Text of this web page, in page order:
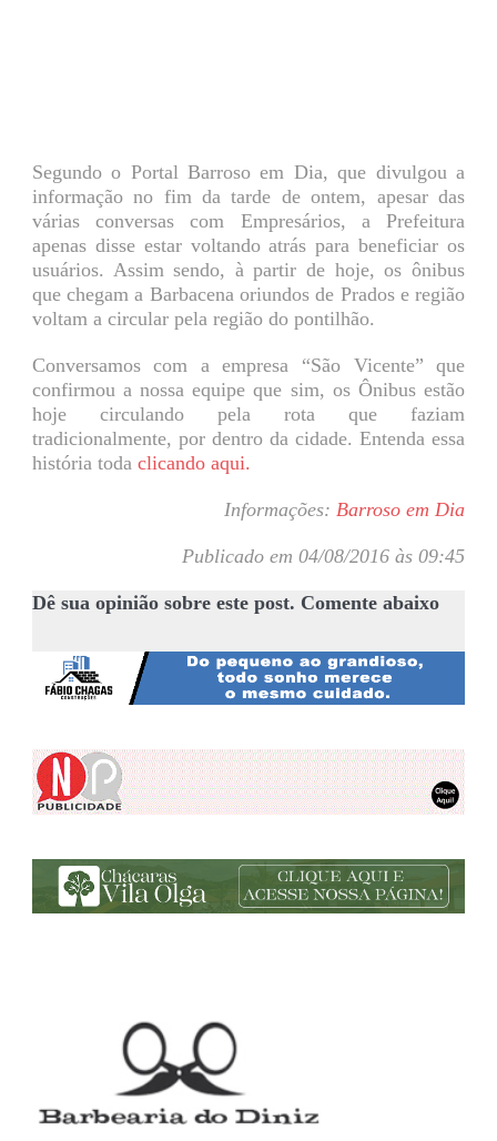
Segundo o Portal Barroso em Dia, que divulgou a
informação no fim da tarde de ontem, apesar das
várias conversas com Empresários, a Prefeitura
apenas disse estar voltando atrás para beneficiar os
usuários. Assim sendo, à partir de hoje, os ônibus
que chegam a Barbacena oriundos de Prados e região
voltam a circular pela região do pontilhão.
Conversamos com a empresa “São Vicente” que
confirmou a nossa equipe que sim, os Ônibus estão
hoje circulando pela rota que faziam
tradicionalmente, por dentro da cidade. Entenda essa
história toda clicando aqui.
Informações: Barroso em Dia
Publicado em 04/08/2016 às 09:45
Dê sua opinião sobre este post. Comente abaixo